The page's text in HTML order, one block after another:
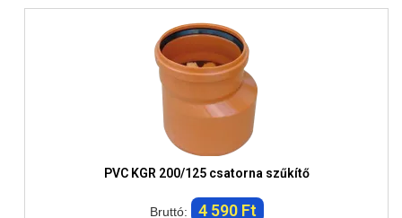
PVC KGR 200/125 csatorna szűkítő
Bruttó: 4 590 Ft